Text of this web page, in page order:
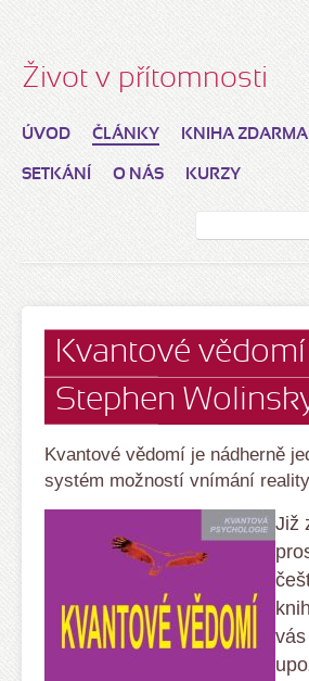
Život v přítomnosti
ÚVOD ČLÁNKY KNIHA ZDARMA
SETKÁNÍ O NÁS KURZY
Kvantové
Stephen
Kvantové vědomí je nádherně
systém možností vnímání
Již